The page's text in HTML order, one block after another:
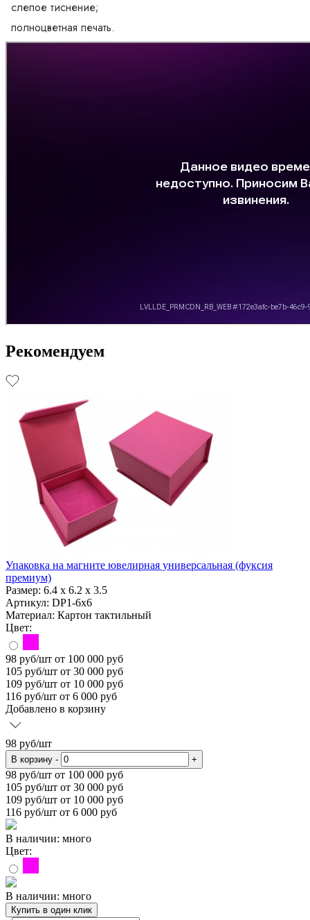
слепое тиснение;
полноцветная печать.
Рекомендуем
Упаковка на магните ювелирная универсальная (фуксия
премиум)
Размер: 6.4 х 6.2 х 3.5
Артикул: DP1-6x6
Материал: Картон тактильный
Цвет:
98 руб/шт от 100 000 руб
105 руб/шт от 30 000 руб
109 руб/шт от 10 000 руб
116 руб/шт от 6 000 руб
Добавлено в корзину
98 руб/шт
В корзину - +
98 руб/шт от 100 000 руб
105 руб/шт от 30 000 руб
109 руб/шт от 10 000 руб
116 руб/шт от 6 000 руб
В наличии: много
Цвет:
В наличии: много
Купить в один клик